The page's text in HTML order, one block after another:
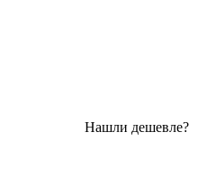
Нашли дешевле?